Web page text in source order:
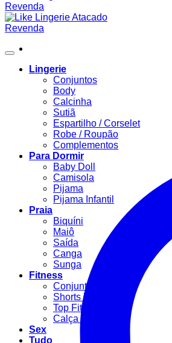
Lingerie
Conjuntos
Body
Calcinha
Sutiã
Espartilho / Corselet
Robe / Roupão
Complementos
Para Dormir
Baby Doll
Camisola
Pijama
Pijama Infantil
Praia
Biquíni
Maiô
Saída
Canga
Sunga
Fitness
Conjunto Fitness
Shorts Fitness
Top Fitness
Calça Fitness
Sex
Tudo